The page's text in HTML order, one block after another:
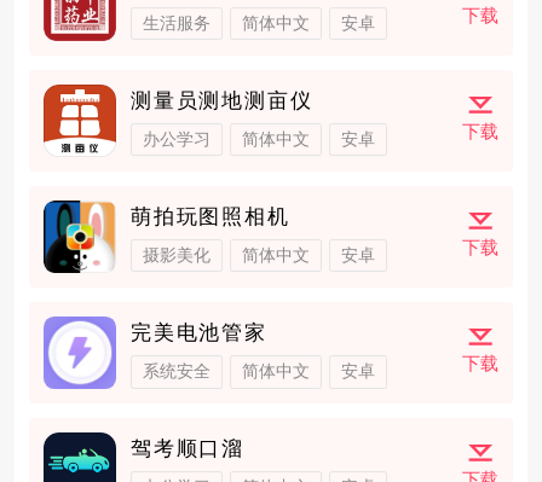
生活服务 简体中文 安卓 下载
测量员测地测亩仪
办公学习 简体中文 安卓 下载
萌拍玩图照相机
摄影美化 简体中文 安卓 下载
完美电池管家
系统安全 简体中文 安卓 下载
驾考顺口溜